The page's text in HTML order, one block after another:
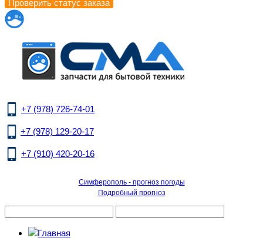
+7 (978) 726-74-01
+7 (978) 129-20-17
+7 (910) 420-20-16
Симферополь - прогноз погоды
Подробный прогноз